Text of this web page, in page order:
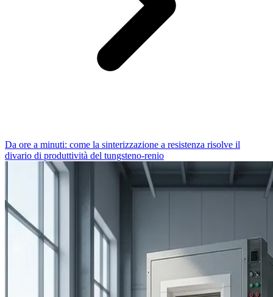
Da ore a minuti: come la sinterizzazione a resistenza risolve il
divario di produttività del tungsteno-renio